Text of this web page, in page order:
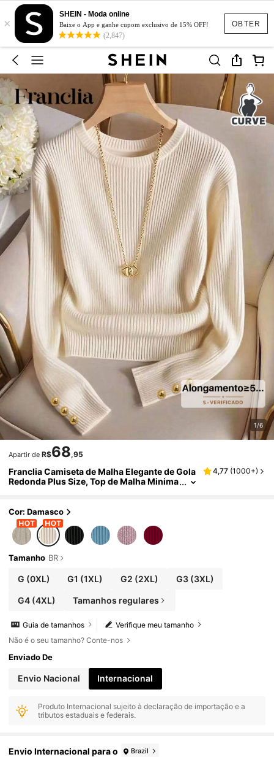
OBTER
×
SHEIN - Moda online
Baixe o App e ganhe cupom exclusivo de 15% OFF!
(2,847)
1/6
Apartir de R$68,95
Franclia Camiseta de Malha Elegante de Gola
Redonda Plus Size, Top de Malha Minima
4,77 (1000+)
Cor: Damasco
Tamanho BR
G (0XL) G1 (1XL) G2 (2XL) G3(3XL)
G4(4XL) Tamanhos regulares
Verifique meu tamanho
Guia de tamanhos
Não é o seu tamanho? Conte-nos
Enviado De
Envio Nacional Internacional
Produto Internacional sujeito à declaração de importação e a
tributos estaduais e federais.
Envio Internacional para o Brazil